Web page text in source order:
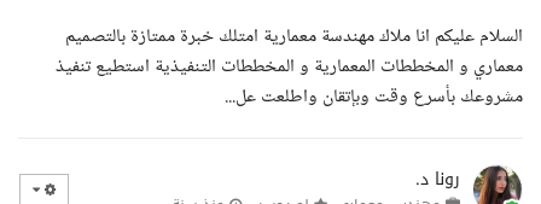
السلام عليكم انا ملاك مهندسة معمارية امتلك خبرة ممتازة بالتصميم
معماري و المخططات المعمارية و المخططات التنفيذية استطيع تنفيذ
مشروعك بأسرع وقت وبإتقان واطلعت عل...
رونا د.